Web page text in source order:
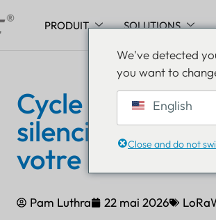
PRODUIT SOLUTIONS
Cycle de
silencieuse qui
votre réseau de
Pam Luthra 22 mai 2026
We've detected
you want to
English
Close and do not